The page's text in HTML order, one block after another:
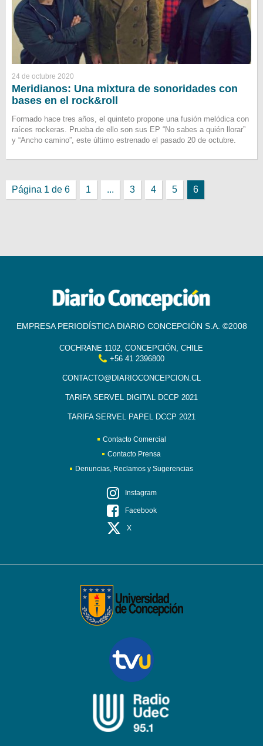
24 de octubre 2020
Meridianos: Una mixtura de sonoridades con
bases en el rock&roll
Formado hace tres años, el quinteto propone una fusión melódica con
raíces rockeras. Prueba de ello son sus EP “No sabes a quién llorar”
y “Ancho camino”, este último estrenado el pasado 20 de octubre.
Página 1 de 6 1 ... 3 4 5 6
EMPRESA PERIODÍSTICA DIARIO CONCEPCIÓN S.A. ©2008
COCHRANE 1102, CONCEPCIÓN, CHILE
+56 41 2396800
CONTACTO@DIARIOCONCEPCION.CL
TARIFA SERVEL DIGITAL DCCP 2021
TARIFA SERVEL PAPEL DCCP 2021
Contacto Comercial
Contacto Prensa
Denuncias, Reclamos y Sugerencias
Instagram
Facebook
X